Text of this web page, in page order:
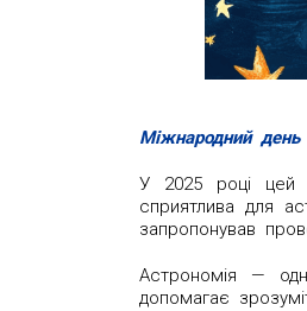
Міжнародний день
У 2025 році цей
сприятлива для
запропонував
Астрономія —
допомагає